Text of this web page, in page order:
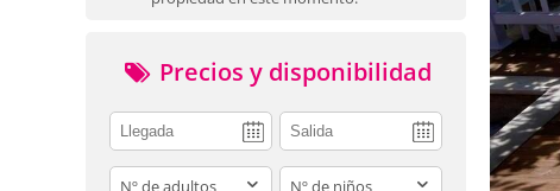
Precios y disponibilidad
adults children